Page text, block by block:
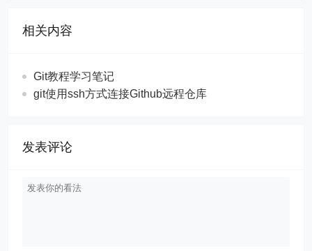
相关内容
Git教程学习笔记
git使用ssh方式连接Github远程仓库
发表评论